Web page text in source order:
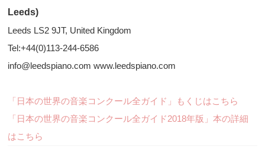
Leeds)
Leeds LS2 9JT, United Kingdom
Tel:+44(0)113-244-6586
info@leedspiano.com www.leedspiano.com
「日本の世界の音楽コンクール全ガイド」もくじはこちら
「日本の世界の音楽コンクール全ガイド2018年版」本の詳細
はこちら